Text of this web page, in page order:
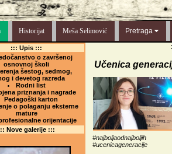
Historijat Meša Selimović Pretraga
::: Upis :::
o završenoj
osnovnoj školi
šestog, sedmog,
i devetog razreda
Rodni list
priznanja i nagrade
Pedagoški karton
o polaganju eksterne
mature
orijentacije
Nove galerije :::
Učenica
#najboljaodnajboljih
#ucenicageneracije